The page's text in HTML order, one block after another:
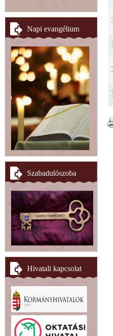
Napi evangélium
Szabadulószoba
Hivatali kapcsolat